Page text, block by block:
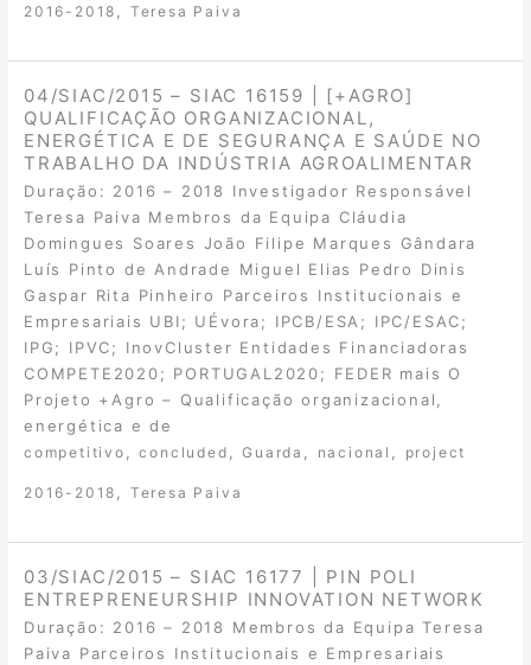
2016-2018 Teresa Paiva
04/SIAC/2015 – SIAC 16159 | [+AGRO]
QUALIFICAÇÃO ORGANIZACIONAL,
ENERGÉTICA E DE SEGURANÇA E SAÚDE NO
TRABALHO DA INDÚSTRIA AGROALIMENTAR
Duração: 2016 – 2018 Investigador Responsável
Teresa Paiva Membros da Equipa Cláudia
Domingues Soares João Filipe Marques Gândara
Luís Pinto de Andrade Miguel Elias Pedro Dinis
Gaspar Rita Pinheiro Parceiros Institucionais e
Empresariais UBI; UÉvora; IPCB/ESA; IPC/ESAC;
IPG; IPVC; InovCluster Entidades Financiadoras
COMPETE2020; PORTUGAL2020; FEDER mais O
Projeto +Agro – Qualificação organizacional,
energética e de
competitivo ,concluded ,Guarda , nacional , project
2016-2018 Teresa Paiva
03/SIAC/2015 – SIAC 16177 | PIN POLI
ENTREPRENEURSHIP INNOVATION NETWORK
Duração: 2016 – 2018 Membros da Equipa Teresa
Paiva Parceiros Institucionais e Empresariais